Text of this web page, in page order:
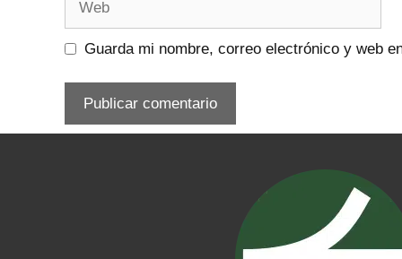
Guarda mi nombre, correo electrónico y web